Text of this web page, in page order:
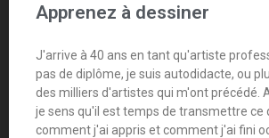
Apprenez à dessiner
J'arrive à 40 ans en tant qu'artiste
pas de diplôme, je suis autodidacte, ou
des milliers d'artistes qui m'ont précédé.
je sens qu'il est temps de transmettre ce
comment j'ai appris et comment j'ai fini